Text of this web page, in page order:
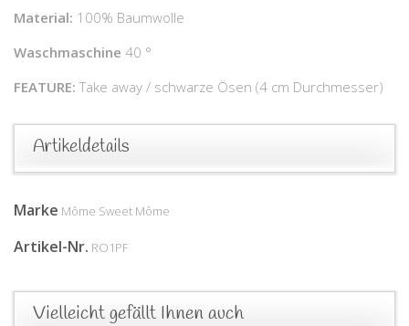
Material: 100% Baumwolle
Waschmaschine 40 °
FEATURE: Take away / schwarze Ösen (4 cm Durchmesser)
Artikeldetails
Marke Môme Sweet Môme
Artikel-Nr. RO1PF
Vielleicht gefällt Ihnen auch